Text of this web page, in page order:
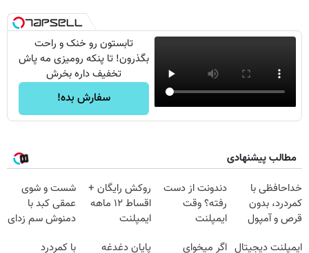
تابستون رو خنک و راحت
بگذرون! تا پنکه رومیزی مه پاش
تخفیف داره بخرش
سفارش بده!
مطالب پیشنهادی
خداحافظی با
کمردرد، بدون
قرص و آمپول
دندونت از دست
رفته؟ وقت
ایمپلنت
روکش رایگان +
اقساط ۱۲ ماهه
ایمپلنت
شست و شوی
عمقی کبد با
دمنوش سم زدای
ایمپلنت دیجیتال اگر میخوای
پایان دغدغه
با کمردرد